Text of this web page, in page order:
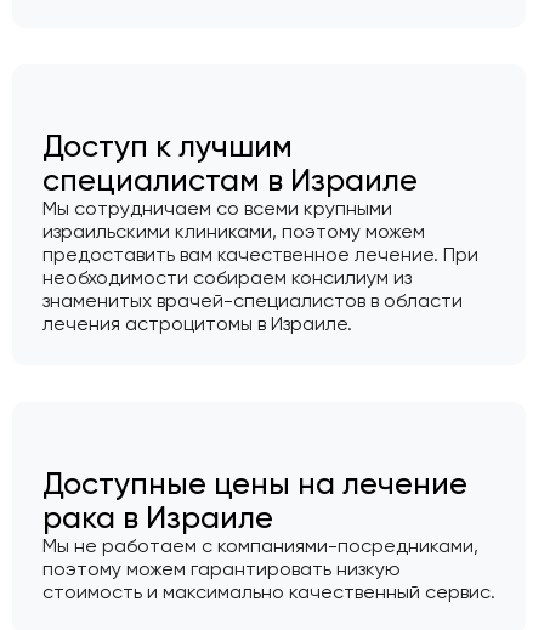
Доступ к лучшим
специалистам в Израиле
Мы сотрудничаем со всеми крупными
израильскими клиниками, поэтому можем
предоставить вам качественное лечение. При
необходимости собираем консилиум из
знаменитых врачей-специалистов в области
лечения астроцитомы в Израиле.
Доступные цены на лечение
рака в Израиле
Мы не работаем с компаниями-посредниками,
поэтому можем гарантировать низкую
стоимость и максимально качественный сервис.